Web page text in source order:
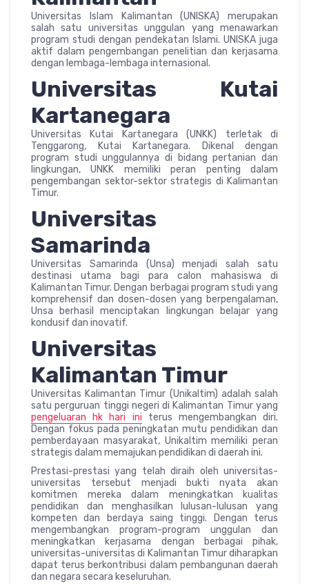
Universitas Islam Kalimantan (UNISKA) merupakan
salah satu universitas unggulan yang menawarkan
program studi dengan pendekatan Islami. UNISKA juga
aktif dalam pengembangan penelitian dan kerjasama
dengan lembaga-lembaga internasional.
Universitas Kutai
Kartanegara
Universitas Kutai Kartanegara (UNKK) terletak di
Tenggarong, Kutai Kartanegara. Dikenal dengan
program studi unggulannya di bidang pertanian dan
lingkungan, UNKK memiliki peran penting dalam
pengembangan sektor-sektor strategis di Kalimantan
Timur.
Universitas
Samarinda
Universitas Samarinda (Unsa) menjadi salah satu
destinasi utama bagi para calon mahasiswa di
Kalimantan Timur. Dengan berbagai program studi yang
komprehensif dan dosen-dosen yang berpengalaman,
Unsa berhasil menciptakan lingkungan belajar yang
kondusif dan inovatif.
Universitas
Kalimantan Timur
Universitas Kalimantan Timur (Unikaltim) adalah salah
satu perguruan tinggi negeri di Kalimantan Timur yang
pengeluaran hk hari ini terus mengembangkan diri.
Dengan fokus pada peningkatan mutu pendidikan dan
pemberdayaan masyarakat, Unikaltim memiliki peran
strategis dalam memajukan pendidikan di daerah ini.
Prestasi-prestasi yang telah diraih oleh universitas-
universitas tersebut menjadi bukti nyata akan
komitmen mereka dalam meningkatkan kualitas
pendidikan dan menghasilkan lulusan-lulusan yang
kompeten dan berdaya saing tinggi. Dengan terus
mengembangkan program-program unggulan dan
meningkatkan kerjasama dengan berbagai pihak,
universitas-universitas di Kalimantan Timur diharapkan
dapat terus berkontribusi dalam pembangunan daerah
dan negara secara keseluruhan.